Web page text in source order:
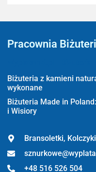
Pracownia
Biżuteria z kamieni
wykonane
Biżuteria Made in
i Wisiory
Bransoletki,
+48 516 526 504